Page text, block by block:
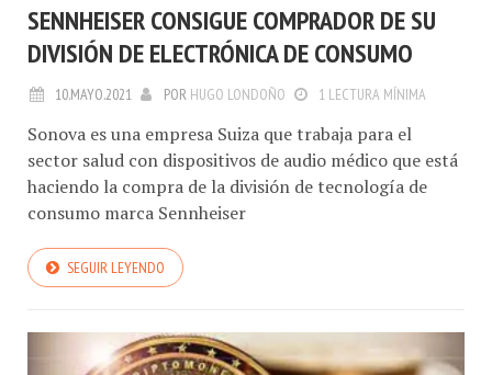
SENNHEISER CONSIGUE COMPRADOR DE SU
DIVISIÓN DE ELECTRÓNICA DE CONSUMO
10.MAYO.2021 POR HUGO LONDOÑO 1 LECTURA MÍNIMA
Sonova es una empresa Suiza que trabaja para el
sector salud con dispositivos de audio médico que está
haciendo la compra de la división de tecnología de
consumo marca Sennheiser
SEGUIR LEYENDO